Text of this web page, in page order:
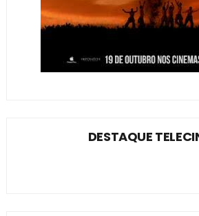
DESTAQUE